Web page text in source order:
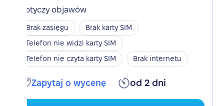
Dotyczy objawów
Brak zasięgu
Brak karty SIM
Telefon nie widzi karty SIM
Telefon nie czyta karty SIM
Brak internetu
Zapytaj o wycenę od 2 dni